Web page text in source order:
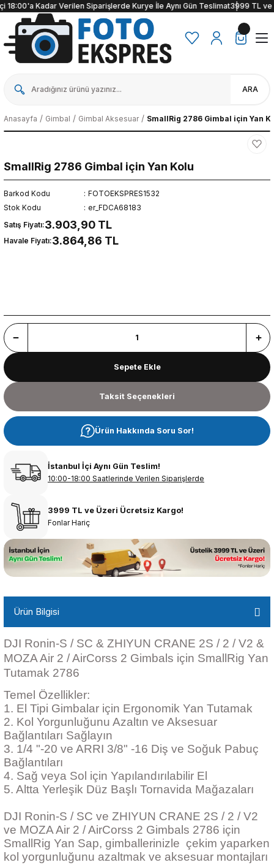
Kadar Verilen Siparişlerde Kurye İle Aynı Gün Teslimat3999 TL ve
ARA
Anasayfa Gimbal Gimbal Aksesuar SmallRig 2786 Gimbal için Yan
SmallRig 2786 Gimbal için Yan Kolu
Barkod Kodu
FOTOEKSPRES1532
Stok Kodu
er_FDCA68183
Satış Fiyatı:3.903,90 TL
Havale Fiyatı:3.864,86 TL
Sepete Ekle
Taksit Seçenekleri
Ürün Hakkında Soru Sor!
İstanbul İçi Aynı Gün Teslim!
10:00-18:00 Saatlerinde Verilen Siparişlerde
3999 TL ve Üzeri Ücretsiz Kargo!
Fonlar Hariç
Ürün Bilgisi
DJI Ronin-S / SC & ZHIYUN CRANE 2S / 2 / V2 &
MOZA Air 2 / AirCorss 2 Gimbals için SmallRig Yan
Tutamak 2786
Temel Özellikler:
1. El Tipi Gimbalar için Ergonomik Yan Tutamak
2. Kol Yorgunluğunu Azaltın ve Aksesuar
Bağlantıları Sağlayın
3. 1/4 "-20 ve ARRI 3/8" -16 Diş ve Soğuk Pabuç
Bağlantıları
4. Sağ veya Sol için Yapılandırılabilir El
5. Altta Yerleşik Düz Başlı Tornavida Mağazaları
DJI Ronin-S / SC ve ZHIYUN CRANE 2S / 2 / V2
ve MOZA Air 2 / AirCorss 2 Gimbals 2786 için
SmallRig Yan Sap, gimballerinizle çekim yaparken
kol yorgunluğunu azaltmak ve aksesuar montajları